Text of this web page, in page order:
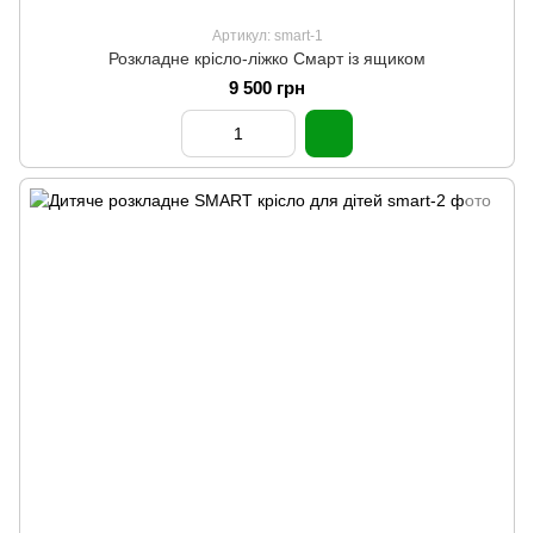
Артикул: smart-1
Розкладне крісло-ліжко Смарт із ящиком
9 500 грн